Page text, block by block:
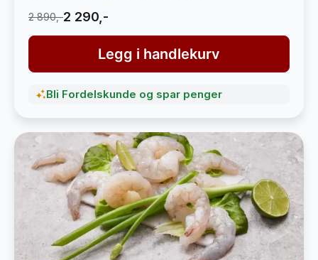
2 890,-2 290,-
Legg i handlekurv
Bli Fordelskunde og spar penger